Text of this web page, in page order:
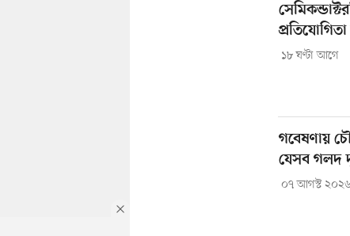
১৮ ঘণ্টা আগে
গবেষণায়
যেসব গলদ
০৭ আগস্ট